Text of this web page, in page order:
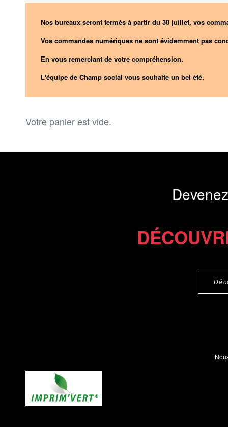
Nos bureaux seront fermés à partir du 30 juillet, vos
Vos commandes numériques ne sont évidemment pas
En vous remerciant de votre compréhension.
L'équipe de Champ social vous souhaite un bel été.
Votre panier est vide.